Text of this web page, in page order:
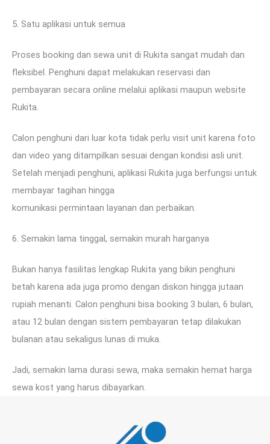
5. Satu aplikasi untuk semua
Proses booking dan sewa unit di Rukita sangat mudah dan
fleksibel. Penghuni dapat melakukan reservasi dan
pembayaran secara online melalui aplikasi maupun website
Rukita.
Calon penghuni dari luar kota tidak perlu visit unit karena foto
dan video yang ditampilkan sesuai dengan kondisi asli unit.
Setelah menjadi penghuni, aplikasi Rukita juga berfungsi untuk
membayar tagihan hingga
komunikasi permintaan layanan dan perbaikan.
6. Semakin lama tinggal, semakin murah harganya
Bukan hanya fasilitas lengkap Rukita yang bikin penghuni
betah karena ada juga promo dengan diskon hingga jutaan
rupiah menanti. Calon penghuni bisa booking 3 bulan, 6 bulan,
atau 12 bulan dengan sistem pembayaran tetap dilakukan
bulanan atau sekaligus lunas di muka.
Jadi, semakin lama durasi sewa, maka semakin hemat harga
sewa kost yang harus dibayarkan.